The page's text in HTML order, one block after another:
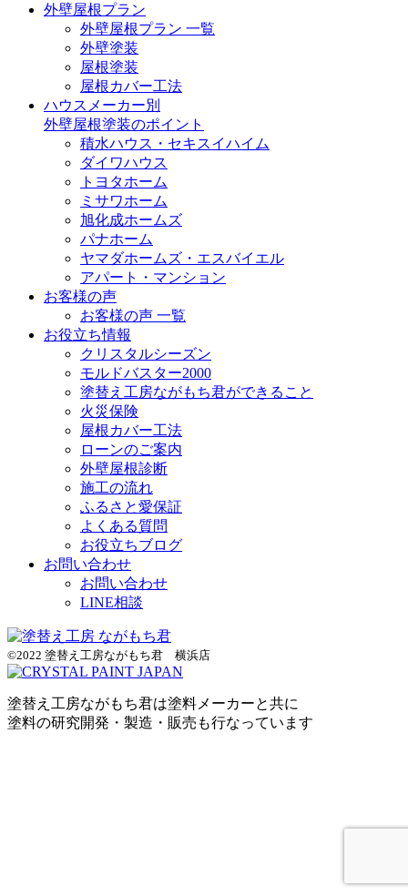
外壁屋根プラン
外壁屋根プラン 一覧
外壁塗装
屋根塗装
屋根カバー工法
ハウスメーカー別
外壁屋根塗装のポイント
積水ハウス・セキスイハイム
ダイワハウス
トヨタホーム
ミサワホーム
旭化成ホームズ
パナホーム
ヤマダホームズ・エスバイエル
アパート・マンション
お客様の声
お客様の声 一覧
お役立ち情報
クリスタルシーズン
モルドバスター2000
塗替え工房ながもち君ができること
火災保険
屋根カバー工法
ローンのご案内
外壁屋根診断
施工の流れ
ふるさと愛保証
よくある質問
お役立ちブログ
お問い合わせ
お問い合わせ
LINE相談
©2022 塗替え工房ながもち君 横浜店
塗替え工房ながもち君は塗料メーカーと共に
塗料の研究開発・製造・販売も行なっています